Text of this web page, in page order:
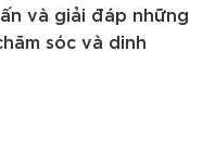
và giải đáp những
sóc và dinh